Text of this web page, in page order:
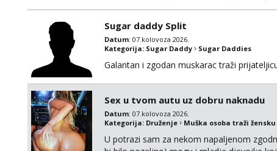
Sugar daddy Split
Datum: 07.kolovoza 2026.
Kategorija: Sugar Daddy Sugar Daddies
Galantan i zgodan muskarac traži
Sex u tvom autu uz dobru naknadu
Datum: 07.kolovoza 2026.
Kategorija: Druženje Muška osoba traži žensku
U potrazi sam za nekom napaljenom